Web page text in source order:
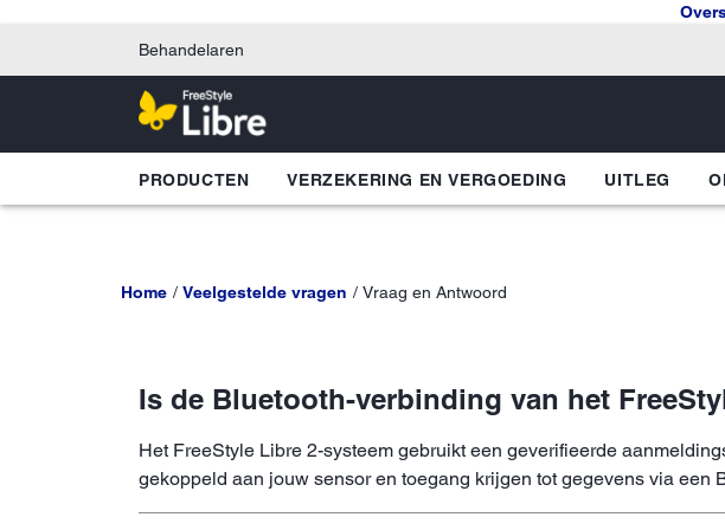
Behandelaren
PRODUCTEN VERZEKERING EN VERGOEDING UITLEG
Home Veelgestelde vragen Vraag en Antwoord
Is de Bluetooth-verbinding van het
Het FreeStyle Libre 2-systeem gebruikt een geverifieerde
gekoppeld aan jouw sensor en toegang krijgen tot gegevens via een